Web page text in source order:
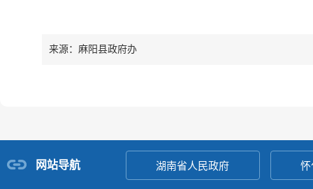
来源：麻阳县政府办
网站导航 湖南省人民政府